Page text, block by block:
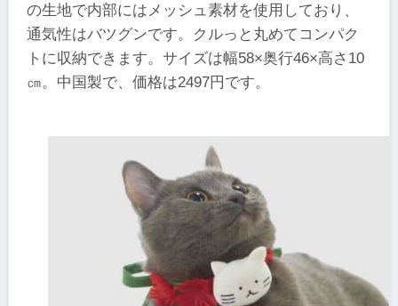
の生地で内部にはメッシュ素材を使用しており、
通気性はバツグンです。クルっと丸めてコンパク
トに収納できます。サイズは幅58×奥行46×高さ10
㎝。中国製で、価格は2497円です。